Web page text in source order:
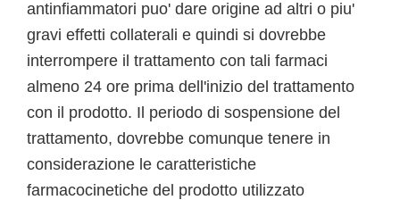
antinfiammatori puo' dare origine ad altri o piu'
gravi effetti collaterali e quindi si dovrebbe
interrompere il trattamento con tali farmaci
almeno 24 ore prima dell'inizio del trattamento
con il prodotto. Il periodo di sospensione del
trattamento, dovrebbe comunque tenere in
considerazione le caratteristiche
farmacocinetiche del prodotto utilizzato